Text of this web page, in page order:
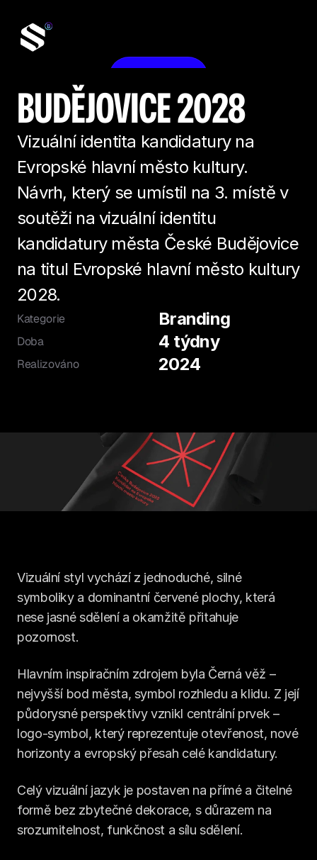
BUDĚJOVICE 2028
Vizuální identita kandidatury na
Evropské hlavní město kultury.
Návrh, který se umístil na 3. místě v
soutěži na vizuální identitu
kandidatury města České Budějovice
na titul Evropské hlavní město kultury
2028.
Kategorie Branding
Doba 4 týdny
Realizováno 2024
Vizuální styl vychází z jednoduché, silné
symboliky a dominantní červené plochy, která
nese jasné sdělení a okamžitě přitahuje
pozornost.
Hlavním inspiračním zdrojem byla Černá věž –
nejvyšší bod města, symbol rozhledu a klidu. Z její
půdorysné perspektivy vznikl centrální prvek –
logo-symbol, který reprezentuje otevřenost, nové
horizonty a evropský přesah celé kandidatury.
Celý vizuální jazyk je postaven na přímé a čitelné
formě bez zbytečné dekorace, s důrazem na
srozumitelnost, funkčnost a sílu sdělení.